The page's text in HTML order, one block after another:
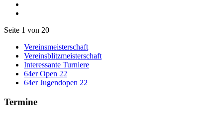
Seite 1 von 20
Vereinsmeisterschaft
Vereinsblitzmeisterschaft
Interessante Turniere
64er Open 22
64er Jugendopen 22
Termine